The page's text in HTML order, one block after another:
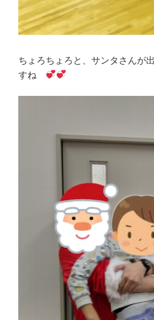
ちょろちょろと、サンタさんが
すね